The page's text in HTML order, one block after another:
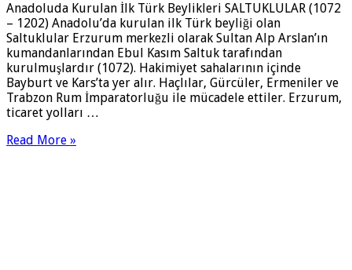
Anadoluda Kurulan İlk Türk Beylikleri SALTUKLULAR (1072
– 1202) Anadolu’da kurulan ilk Türk beyliği olan
Saltuklular Erzurum merkezli olarak Sultan Alp Arslan’ın
kumandanlarından Ebul Kasım Saltuk tarafından
kurulmuşlardır (1072). Hakimiyet sahalarının içinde
Bayburt ve Kars’ta yer alır. Haçlılar, Gürcüler, Ermeniler ve
Trabzon Rum İmparatorluğu ile mücadele ettiler. Erzurum,
ticaret yolları …
Read More »